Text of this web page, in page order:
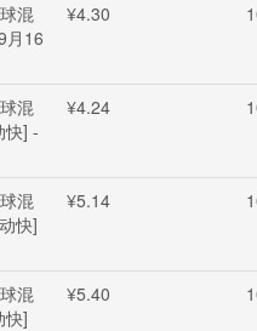
混
月16
¥4.30
混
快] -
¥4.24
混
快]
¥5.14
混
快]
¥5.40